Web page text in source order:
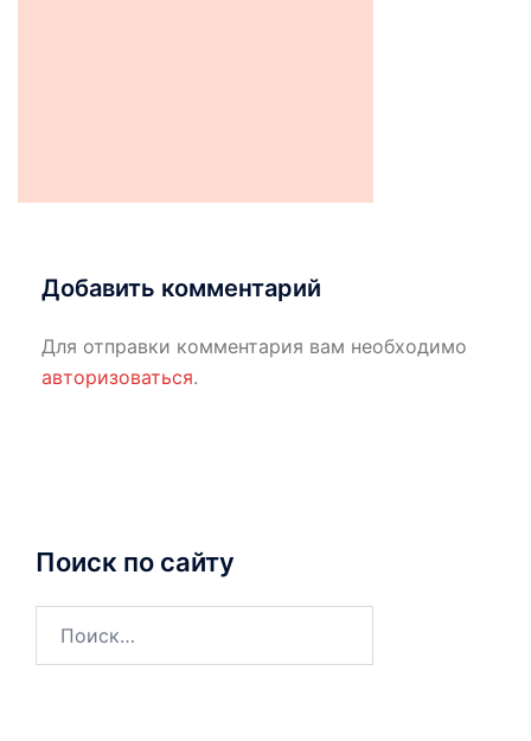
Добавить комментарий
Для отправки комментария вам необходимо
авторизоваться.
Поиск по сайту